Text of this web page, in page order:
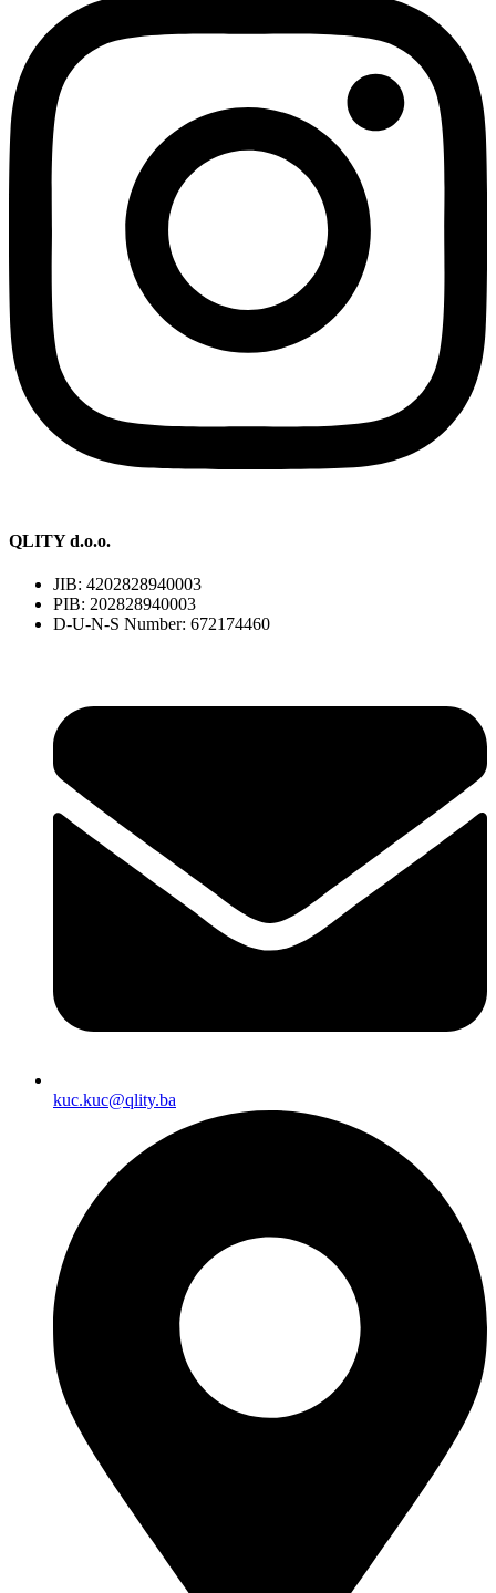
QLITY d.o.o.
JIB: 4202828940003
PIB: 202828940003
D-U-N-S Number: 672174460
kuc.kuc@qlity.ba